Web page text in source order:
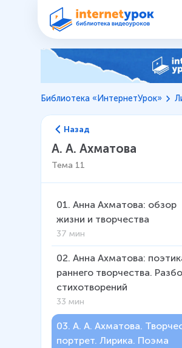
Библиотека «ИнтернетУрок»
Назад
А. А. Ахматова
Тема 11
01. Анна Ахматова: обзор
жизни и творчества
37 мин
02. Анна Ахматова:
раннего творчества.
стихотворений
33 мин
03. А. А. Ахматова.
портрет. Лирика. Поэма